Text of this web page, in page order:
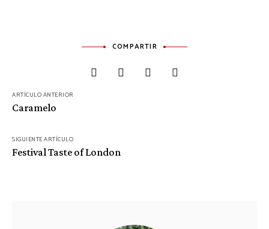
COMPARTIR
Navegación
entradas
ARTÍCULO ANTERIOR
Caramelo
SIGUIENTE ARTÍCULO
Festival Taste of London